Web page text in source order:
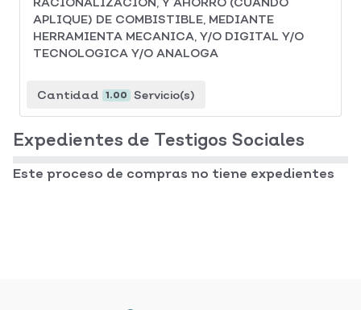
APLIQUE) DE COMBISTIBLE, MEDIANTE
HERRAMIENTA MECANICA, Y/O DIGITAL Y/O
TECNOLOGICA Y/O ANALOGA
Cantidad 1.00 Servicio(s)
Expedientes de Testigos Sociales
Este proceso de compras no tiene expedientes